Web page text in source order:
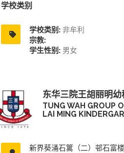
学校类别
学校类别: 非牟利
宗教:
学生性别: 男女
东华三院王胡丽明
TUNG WAH GROUP
LAI MING
新界葵涌石篱（二）邨石富